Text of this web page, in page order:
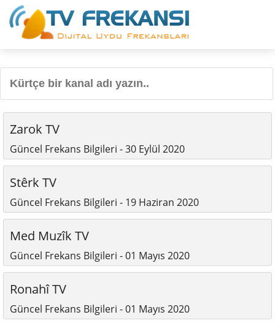
Zarok TV
Güncel Frekans Bilgileri - 30 Eylül 2020
Stêrk TV
Güncel Frekans Bilgileri - 19 Haziran 2020
Med Muzîk TV
Güncel Frekans Bilgileri - 01 Mayıs 2020
Ronahî TV
Güncel Frekans Bilgileri - 01 Mayıs 2020